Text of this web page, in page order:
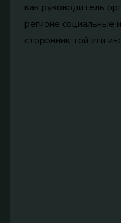
как руководитель
регионе социальные
сторонник той или